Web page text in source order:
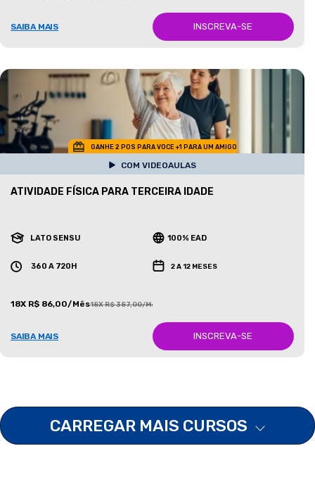
SAIBA MAIS INSCREVA-SE
GANHE 2 POS PARA VOCE +1 PARA UM AMIGO
COM VIDEOAULAS
ATIVIDADE FÍSICA PARA TERCEIRA IDADE
LATO SENSU 100% EAD
360 A 720H 2 A 12 MESES
18X R$ 86,00/Mês18X R$ 387,00/Mês
SAIBA MAIS INSCREVA-SE
CARREGAR MAIS CURSOS